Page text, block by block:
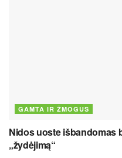
GAMTA IR ŽMOGUS
Nidos uoste išbandomas
„žydėjimą“